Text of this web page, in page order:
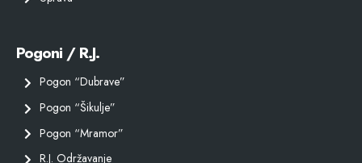
Pogoni / R.J.
Pogon “Dubrave”
Pogon “Šikulje”
Pogon “Mramor”
R.J. Održavanje